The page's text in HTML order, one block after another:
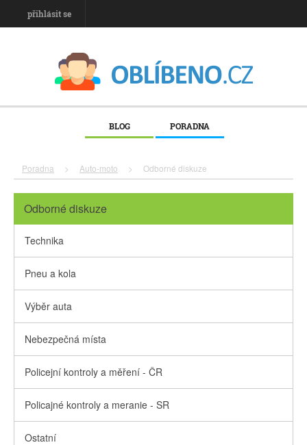
přihlásit se
BLOG PORADNA
Poradna > Auto-moto > Odborné diskuze
Odborné diskuze
Technika
Pneu a kola
Výběr auta
Nebezpečná místa
Policejní kontroly a měření - ČR
Policajné kontroly a meranie - SR
Ostatní